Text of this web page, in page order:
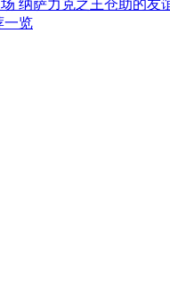
纳萨力克之王仓助的友
一览